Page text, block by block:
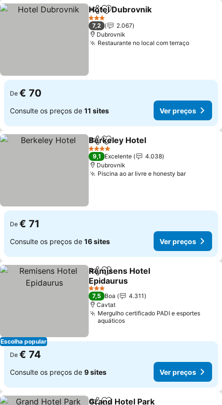
PartilharAdicionar aos favoritos
Hotel Dubrovnik
3 Estrelas
7,2
2.067
Dubrovnik
Restaurante no local com terraço
De € 70
Consulte os preços de 11 sites Ver preços
PartilharAdicionar aos favoritos
Berkeley Hotel
4 Estrelas
9,1 Excelente
4.038
Dubrovnik
Piscina ao ar livre e honesty bar
De € 71
Consulte os preços de 16 sites Ver preços
Escolha popular
PartilharAdicionar aos favoritos
Remisens Hotel
Epidaurus
3 Estrelas
7,5 Boa
4.311
Cavtat
Mergulho certificado PADI e esportes
aquáticos
De € 74
Consulte os preços de 9 sites Ver preços
Grand Hotel Park